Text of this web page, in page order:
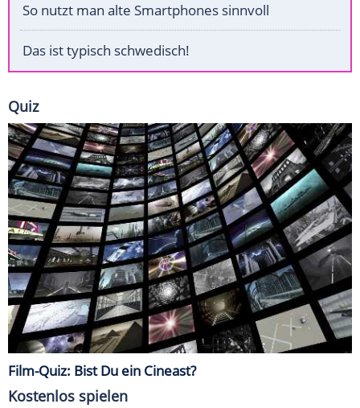
So nutzt man alte Smartphones sinnvoll
Das ist typisch schwedisch!
Quiz
Film-Quiz: Bist Du ein Cineast?
Kostenlos spielen